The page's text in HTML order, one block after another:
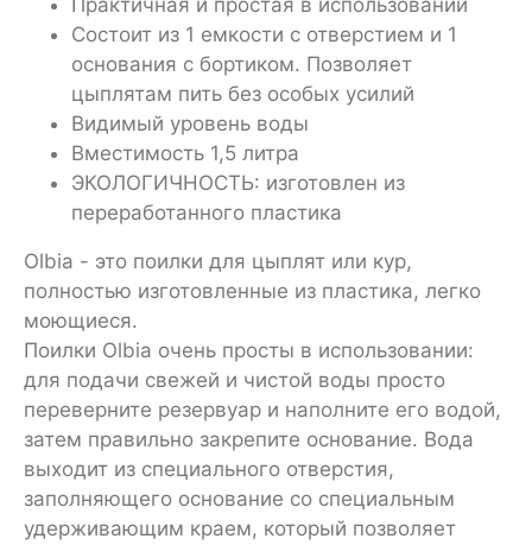
Практичная и простая в использовании
Состоит из 1 емкости с отверстием и 1
основания с бортиком. Позволяет
цыплятам пить без особых усилий
Видимый уровень воды
Вместимость 1,5 литра
ЭКОЛОГИЧНОСТЬ: изготовлен из
переработанного пластика
Olbia - это поилки для цыплят или кур,
полностью изготовленные из пластика, легко
моющиеся.
Поилки Olbia очень просты в использовании:
для подачи свежей и чистой воды просто
переверните резервуар и наполните его водой,
затем правильно закрепите основание. Вода
выходит из специального отверстия,
заполняющего основание со специальным
удерживающим краем, который позволяет